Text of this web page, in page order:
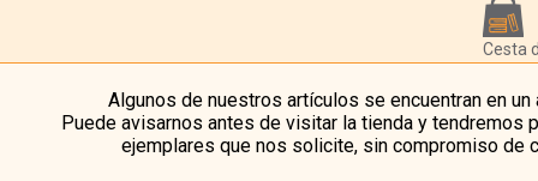
Cesta
Algunos de nuestros artículos se encuentran en un
Puede avisarnos antes de visitar la tienda y tendremos
ejemplares que nos solicite, sin compromiso de